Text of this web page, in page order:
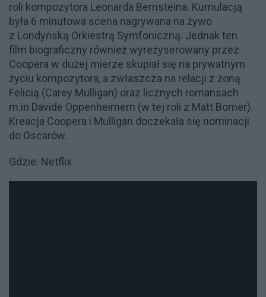
roli kompozytora Leonarda Bernsteina. Kumulacją
była 6 minutowa scena nagrywana na żywo
z Londyńską Orkiestrą Symfoniczną. Jednak ten
film biograficzny również wyreżyserowany przez
Coopera w dużej mierze skupiał się na prywatnym
życiu kompozytora, a zwłaszcza na relacji z żoną
Felicią (Carey Mulligan) oraz licznych romansach
m.in Davide Oppenheimem (w tej roli z Matt Bomer).
Kreacja Coopera i Mulligan doczekała się nominacji
do Oscarów.
Gdzie: Netflix